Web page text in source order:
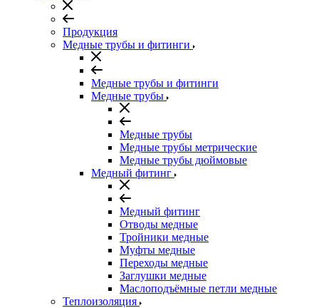
Продукция
Медные трубы и фитинги
Медные трубы и фитинги
Медные трубы
Медные трубы
Медные трубы метрические
Медные трубы дюймовые
Медный фитинг
Медный фитинг
Отводы медные
Тройники медные
Муфты медные
Переходы медные
Заглушки медные
Маслоподъёмные петли медные
Теплоизоляция